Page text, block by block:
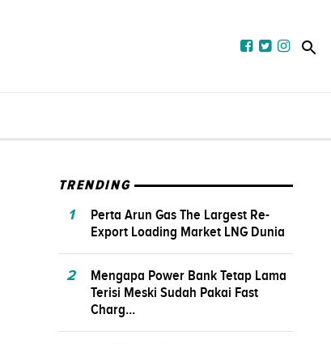
TRENDING
1
Perta Arun Gas The Largest Re-
Export Loading Market LNG Dunia
2
Mengapa Power Bank Tetap Lama
Terisi Meski Sudah Pakai Fast
Charg...